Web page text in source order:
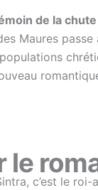
de la
Maures
le
c’est le